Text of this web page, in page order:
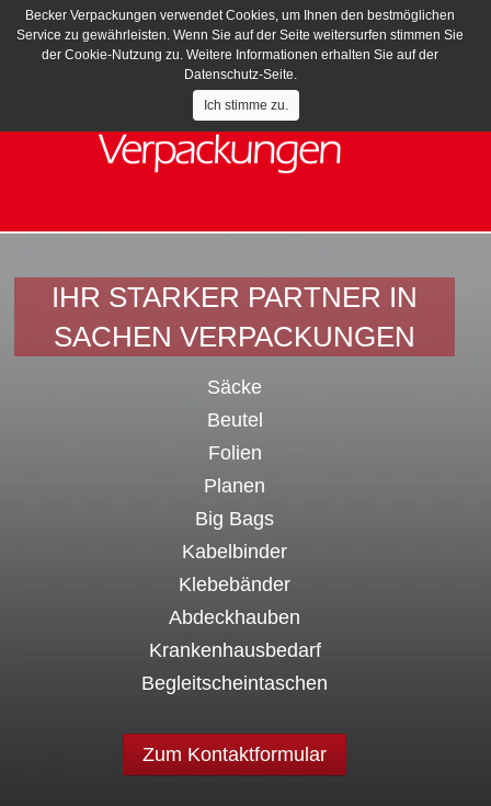
IHR STARKER PARTNER IN
SACHEN VERPACKUNGEN
Säcke
Beutel
Folien
Planen
Big Bags
Kabelbinder
Klebebänder
Abdeckhauben
Krankenhausbedarf
Begleitscheintaschen
Zum Kontaktformular
Becker Verpackungen verwendet Cookies, um Ihnen den bestmöglichen
Service zu gewährleisten. Wenn Sie auf der Seite weitersurfen stimmen Sie
der Cookie-Nutzung zu. Weitere Informationen erhalten Sie auf der
Datenschutz-Seite.
Ich stimme zu.